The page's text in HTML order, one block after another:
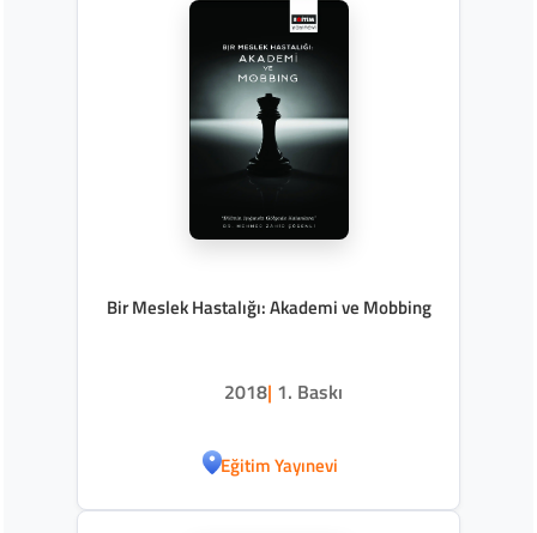
Bir Meslek Hastalığı: Akademi ve Mobbing
2018| 1. Baskı
Eğitim Yayınevi